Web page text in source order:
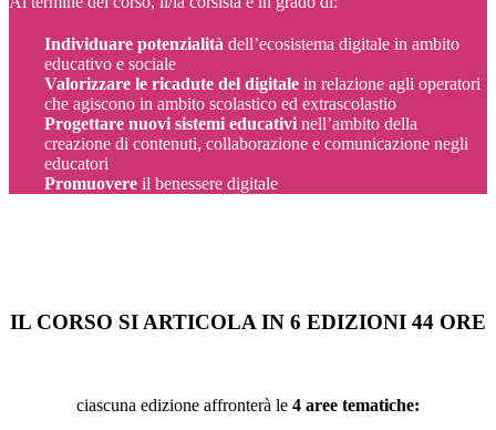
Individuare potenzialità dell’ecosistema digitale in ambito
educativo e sociale
Valorizzare le ricadute del digitale in relazione agli operatori
che agiscono in ambito scolastico ed extrascolastio
Progettare nuovi sistemi educativi nell’ambito della
creazione di contenuti, collaborazione e comunicazione negli
educatori
Promuovere il benessere digitale
IL CORSO SI ARTICOLA IN 6 EDIZIONI 44 ORE
ciascuna edizione affronterà le 4 aree tematiche: